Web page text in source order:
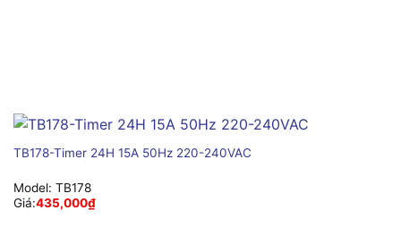
TB178-Timer 24H 15A 50Hz 220-240VAC
Model: TB178
Giá:435,000₫